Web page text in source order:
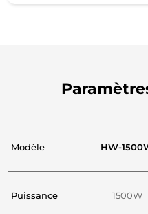
Modèle HW-
Puissance 1500W